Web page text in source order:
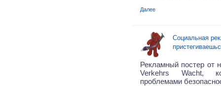
Далее
Социальная
Рекламный постер от
Verkehrs Wacht,
проблемами